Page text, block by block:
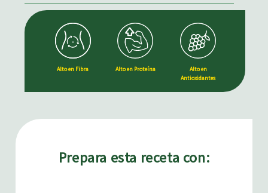
Alto en Fibra Alto en Proteína
Alto en
Antioxidantes
Prepara esta receta con: